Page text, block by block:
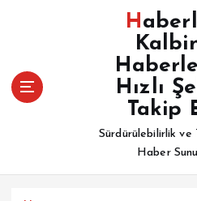
l
Haberlerin
Hızlı
Takip
Sürdürülebilirlik ve
Haber